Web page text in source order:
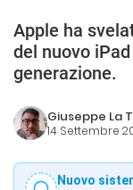
Apple ha
del nuovo
generazione.
Giuseppe La
14 Settembre
Nuovo